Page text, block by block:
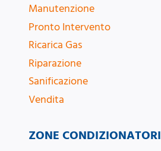
ZONE CONDIZIONATORI
Manutenzione
Pronto Intervento
Ricarica Gas
Riparazione
Sanificazione
Vendita